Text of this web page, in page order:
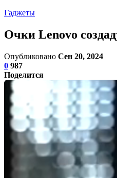
Гаджеты
Очки Lenovo
Опубликовано Сен 20, 2024
0 987
Поделится